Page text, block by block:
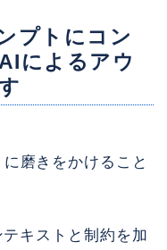
プトにコン
によるアウ
磨きをかけること
キストと制約を加